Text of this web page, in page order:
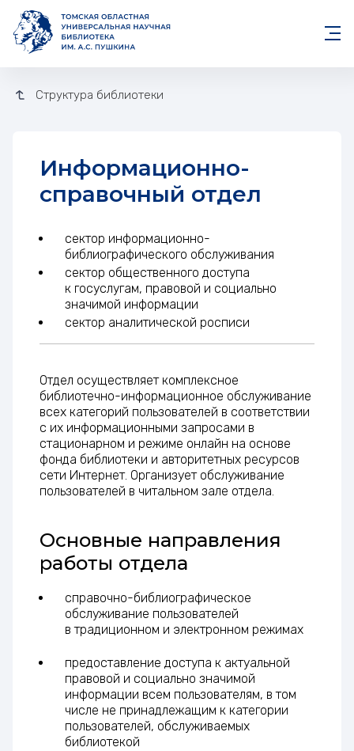
Структура библиотеки
Информационно-
справочный отдел
сектор информационно-
библиографического обслуживания
сектор общественного доступа
к госуслугам, правовой и социально
значимой информации
сектор аналитической росписи
Отдел осуществляет комплексное
библиотечно-информационное обслуживание
всех категорий пользователей в соответствии
с их информационными запросами в
стационарном и режиме онлайн на основе
фонда библиотеки и авторитетных ресурсов
сети Интернет. Организует обслуживание
пользователей в читальном зале отдела.
Основные направления
работы отдела
справочно-библиографическое
обслуживание пользователей
в традиционном и электронном режимах
предоставление доступа к актуальной
правовой и социально значимой
информации всем пользователям, в том
числе не принадлежащим к категории
пользователей, обслуживаемых
библиотекой